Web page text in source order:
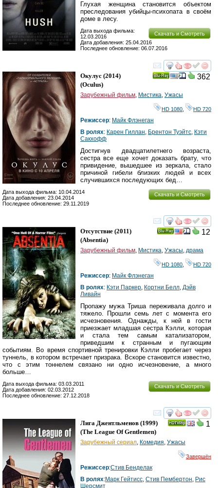
Глухая женщина становится объектом
преследования убийцы-психопата в своём
доме в лесу.
Скачать и Смотреть
Дата выхода фильма:
12.03.2016
Дата добавления: 25.04.2016
Последнее обновление: 06.07.2016
смотреть
362
Окулус (2014)
(Oculus)
Зарубежный фильм, Мистика, Ужасы
HD 1080 HD 720
Режиссер: Майк Флэнеган
В ролях: Карен Гиллан, Брентон Туэйтс, Кэти
Сакхофф
Достигнув двадцатилетнего возраста,
сестра все еще хочет доказать брату, что
привидение, вышедшее из зеркала, стало
причиной гибели близких людей и всех
случившихся последующих бед…
Скачать и Смотреть
Дата выхода фильма: 10.04.2014
Дата добавления: 23.04.2014
Последнее обновление: 29.11.2019
смотреть
12
Отсутствие (2011)
(Absentia)
Зарубежный фильм, Мистика, Ужасы, драма
HD 1080 HD 720
Режиссер: Майк Флэнеган
В ролях: Кэти Паркер, Кортни Белл, Дэйв
Ливайн
Пропажу мужа Триша переживала долго и
тяжело. Прошли семь лет с момента его
исчезновения. Однажды, к ней в гости
приезжает младшая сестра Кэлли, которая
и стала тем самым катализатором,
приведшим к странным и пугающим
событиям. Во время спортивной тренировки Кэлли пробегает через
туннель, в котором встречает призрака. Вскоре становится известно,
что с этим тоннелем связано ни одно исчезновение, а много
больше…
Скачать и Смотреть
Дата выхода фильма: 03.03.2011
Дата добавления: 02.03.2012
Последнее обновление: 27.12.2018
смотреть
1
Лига Джентльменов (1999)
(The League Of Gentlemen)
Зарубежный сериал, Комедия, Ужасы
Завершён
Режиссер:Стив Бенделак
В ролях:Марк Гейтисс, Стив Пембертон, Рис
Шерсмит